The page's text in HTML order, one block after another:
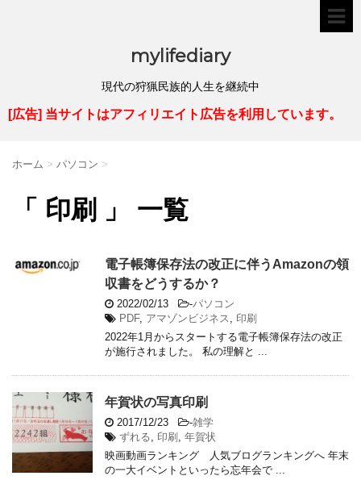
mylifediary
現代の狩猟民族的人生を継続中
[広告] 当サイトはアフィリエイト広告を利用しています。
ホーム > パソコン >
「 印刷 」 一覧
電子帳簿保存法の改正に伴うAmazonの領
収書をどうするか？
2022/02/13 -パソコン
PDF, アマゾンビジネス
印刷
2022年1月からスタートする電子帳簿保存法の改正
が施行されました。 私の理解と ...
年賀状の写真印刷
2017/12/23 -雑学
ずれる
印刷
年賀状
映画動画ランキング 人気ブログランキングへ 年末
の一大イベントといったら忘年会で ...